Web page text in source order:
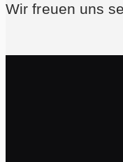
Wir freuen uns